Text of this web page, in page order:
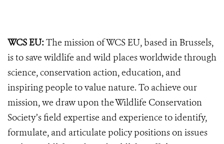
WCS EU:The mission of WCS EU, based in Brussels,
is to save wildlife and wild places worldwide through
science, conservation action, education, and
inspiring people to value nature. To achieve our
mission, we draw upon the Wildlife Conservation
Society’s field expertise and experience to identify,
formulate, and articulate policy positions on issues